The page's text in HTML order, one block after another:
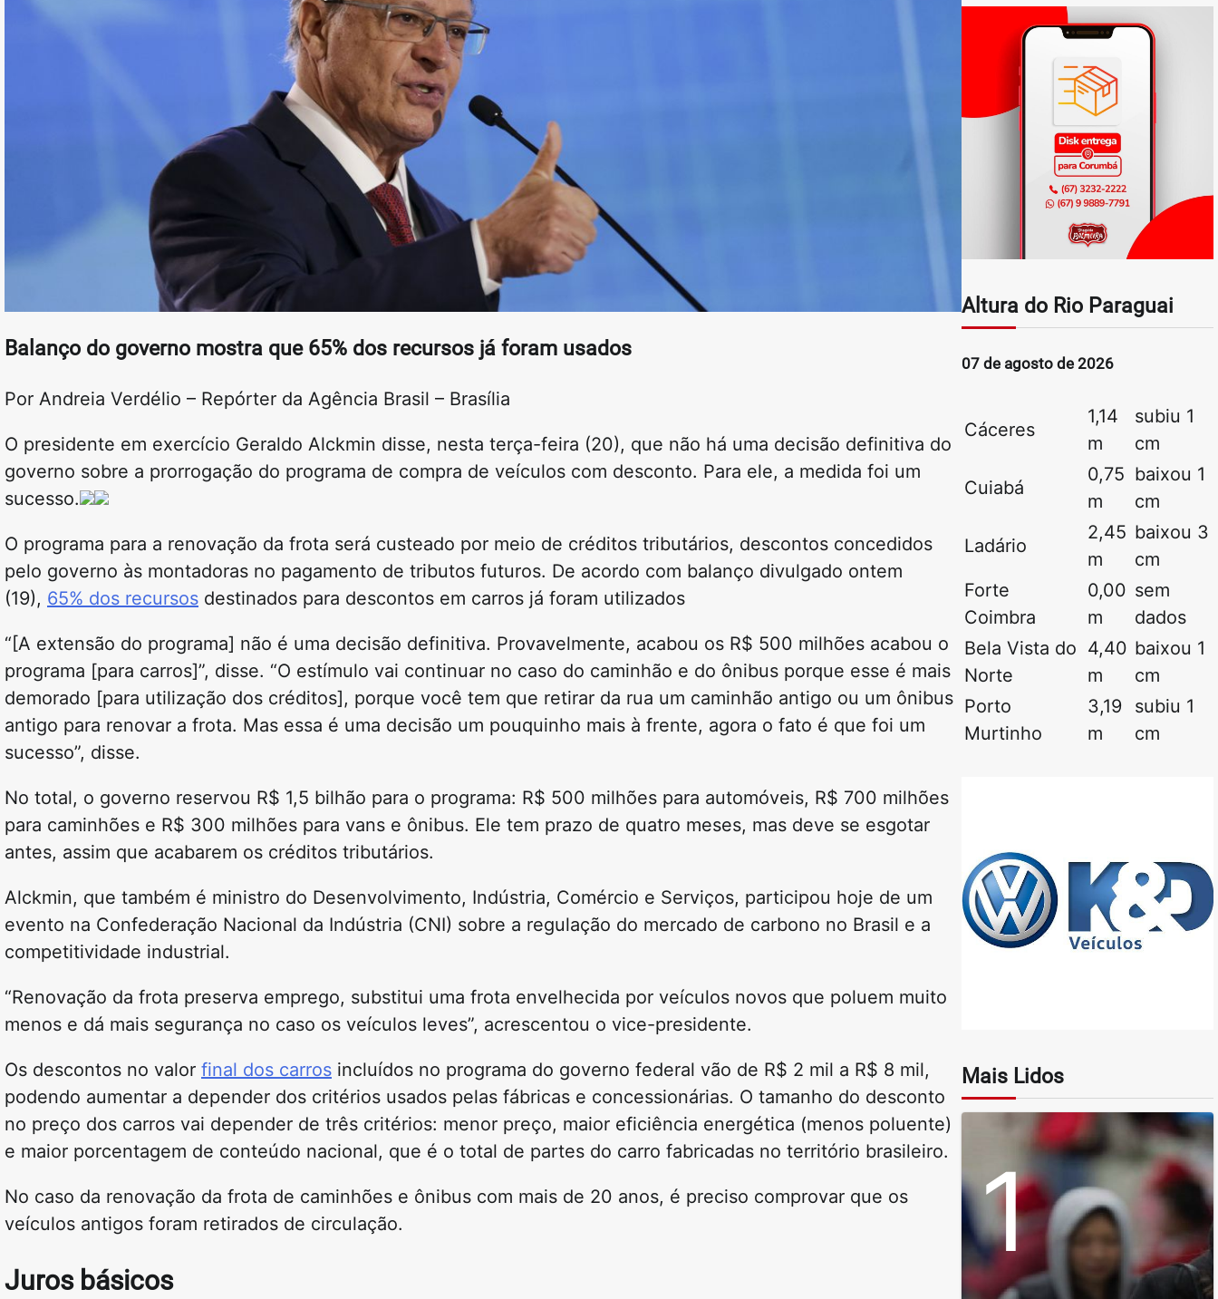
Balanço do governo mostra que 65% dos recursos já foram usados
Por Andreia Verdélio – Repórter da Agência Brasil – Brasília
O presidente em exercício Geraldo Alckmin disse, nesta terça-feira (20), que não há uma decisão definitiva do
governo sobre a prorrogação do programa de compra de veículos com desconto. Para ele, a medida foi um
sucesso.
O programa para a renovação da frota será custeado por meio de créditos tributários, descontos concedidos
pelo governo às montadoras no pagamento de tributos futuros. De acordo com balanço divulgado ontem
(19), 65% dos recursos destinados para descontos em carros já foram utilizados
“[A extensão do programa] não é uma decisão definitiva. Provavelmente, acabou os R$ 500 milhões acabou o
programa [para carros]”, disse. “O estímulo vai continuar no caso do caminhão e do ônibus porque esse é mais
demorado [para utilização dos créditos], porque você tem que retirar da rua um caminhão antigo ou um ônibus
antigo para renovar a frota. Mas essa é uma decisão um pouquinho mais à frente, agora o fato é que foi um
sucesso”, disse.
No total, o governo reservou R$ 1,5 bilhão para o programa: R$ 500 milhões para automóveis, R$ 700 milhões
para caminhões e R$ 300 milhões para vans e ônibus. Ele tem prazo de quatro meses, mas deve se esgotar
antes, assim que acabarem os créditos tributários.
Alckmin, que também é ministro do Desenvolvimento, Indústria, Comércio e Serviços, participou hoje de um
evento na Confederação Nacional da Indústria (CNI) sobre a regulação do mercado de carbono no Brasil e a
competitividade industrial.
“Renovação da frota preserva emprego, substitui uma frota envelhecida por veículos novos que poluem muito
menos e dá mais segurança no caso os veículos leves”, acrescentou o vice-presidente.
Os descontos no valor final dos carros incluídos no programa do governo federal vão de R$ 2 mil a R$ 8 mil,
podendo aumentar a depender dos critérios usados pelas fábricas e concessionárias. O tamanho do desconto
no preço dos carros vai depender de três critérios: menor preço, maior eficiência energética (menos poluente)
e maior porcentagem de conteúdo nacional, que é o total de partes do carro fabricadas no território brasileiro.
No caso da renovação da frota de caminhões e ônibus com mais de 20 anos, é preciso comprovar que os
veículos antigos foram retirados de circulação.
Juros básicos
Altura do Rio Paraguai
07 de agosto de 2026
Cáceres
1,14
m
subiu 1
cm
Cuiabá
0,75
m
baixou 1
cm
Ladário
2,45
m
baixou 3
cm
Forte
Coimbra
0,00
m
sem
dados
Bela Vista do
Norte
4,40
m
baixou 1
cm
Porto
Murtinho
3,19
m
subiu 1
cm
Mais Lidos
1